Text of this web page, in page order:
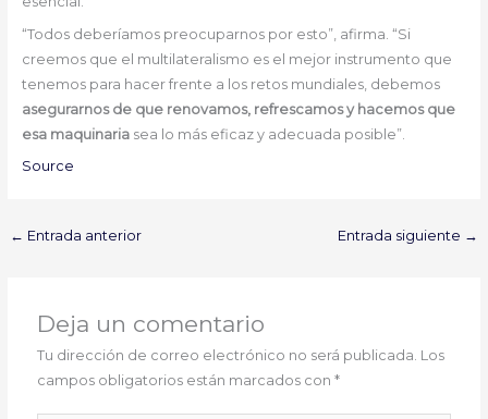
“Todos deberíamos preocuparnos por esto”, afirma. “Si
creemos que el multilateralismo es el mejor instrumento que
tenemos para hacer frente a los retos mundiales, debemos
asegurarnos de que renovamos, refrescamos y hacemos que
esa maquinariasea lo más eficaz y adecuada posible”.
Source
← Entrada anterior Entrada siguiente →
Deja un comentario
Tu dirección de correo electrónico no será publicada. Los
campos obligatorios están marcados con*